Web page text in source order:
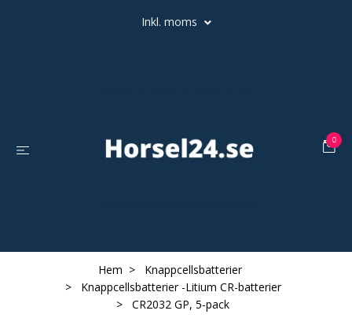
Inkl. moms
0
Hem
Knappcellsbatterier
Knappcellsbatterier -Litium CR-batterier
CR2032 GP, 5-pack